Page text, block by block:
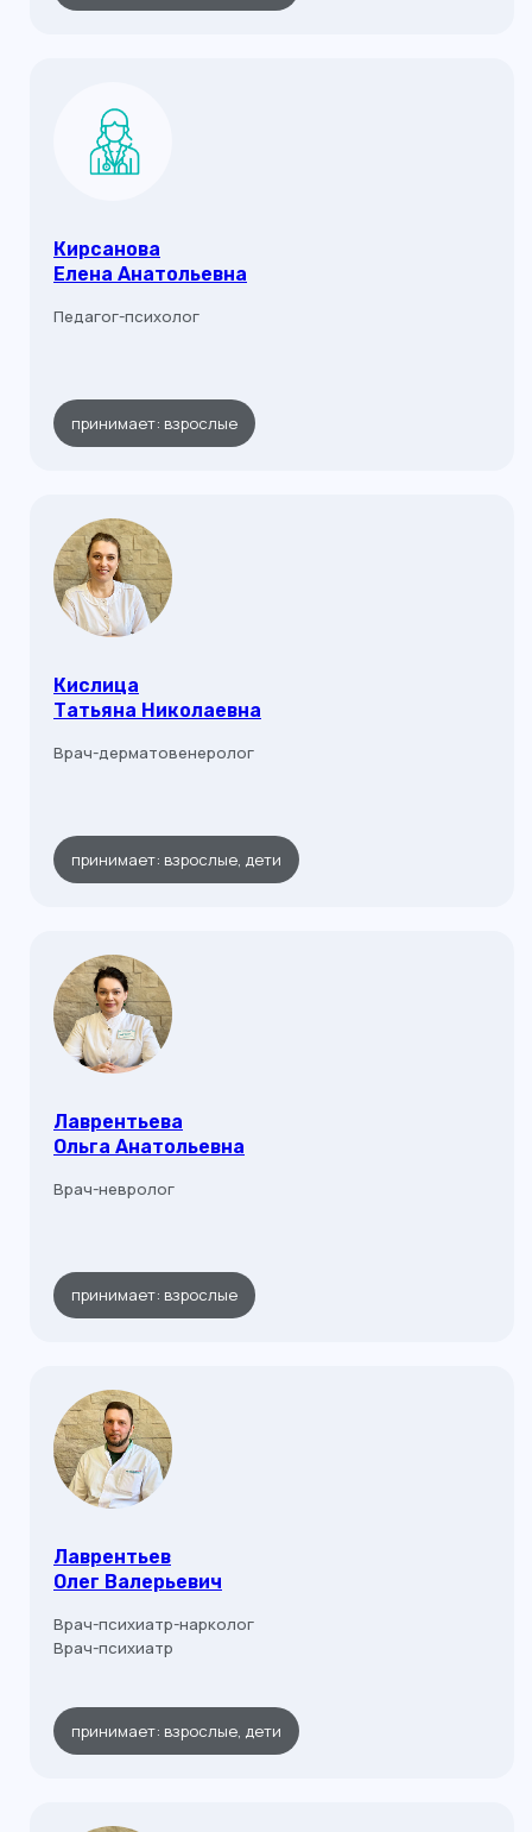
Кирсанова
Елена Анатольевна
Педагог-психолог
принимает: взрослые
Кислица
Татьяна Николаевна
Врач-дерматовенеролог
принимает: взрослые, дети
Лаврентьева
Ольга Анатольевна
Врач-невролог
принимает: взрослые
Лаврентьев
Олег Валерьевич
Врач-психиатр-нарколог
Врач-психиатр
принимает: взрослые, дети
Контакты
Адреса филиалов: